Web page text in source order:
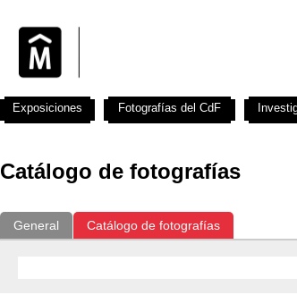
Catálogo de fotografías
General Catálogo de fotografías
Exposiciones Fotografías del CdF